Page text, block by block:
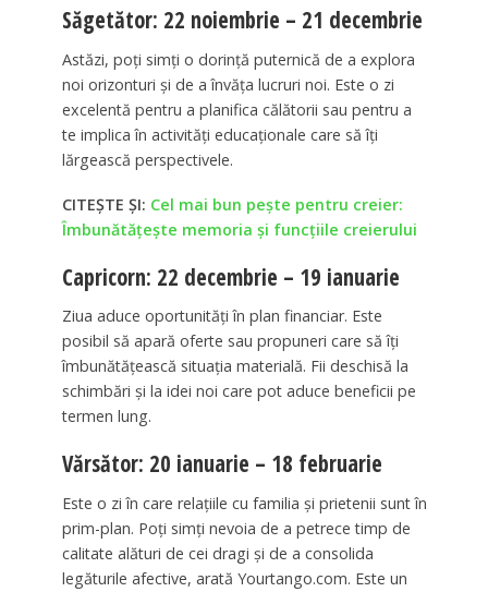
Săgetător: 22 noiembrie – 21 decembrie
Astăzi, poți simți o dorință puternică de a explora
noi orizonturi și de a învăța lucruri noi. Este o zi
excelentă pentru a planifica călătorii sau pentru a
te implica în activități educaționale care să îți
lărgească perspectivele.
CITEȘTE ȘI: Cel mai bun pește pentru creier:
Îmbunătățește memoria și funcțiile creierului
Capricorn: 22 decembrie – 19 ianuarie
Ziua aduce oportunități în plan financiar. Este
posibil să apară oferte sau propuneri care să îți
îmbunătățească situația materială. Fii deschisă la
schimbări și la idei noi care pot aduce beneficii pe
termen lung.
Vărsător: 20 ianuarie – 18 februarie
Este o zi în care relațiile cu familia și prietenii sunt în
prim-plan. Poți simți nevoia de a petrece timp de
calitate alături de cei dragi și de a consolida
legăturile afective, arată Yourtango.com. Este un